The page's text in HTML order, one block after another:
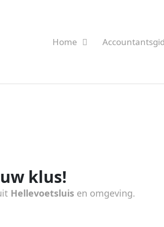
Home
klus!
Hellevoetsluis en omgeving.